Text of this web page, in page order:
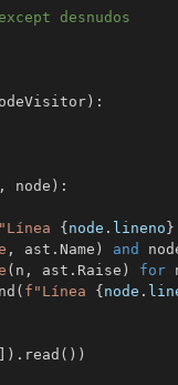
desnudos
) :
, node ) :
{node . lineno}
, ast . Name ) and
( n , ast . Raise ) for
( f"Línea {node .
] ) . read ( ) )